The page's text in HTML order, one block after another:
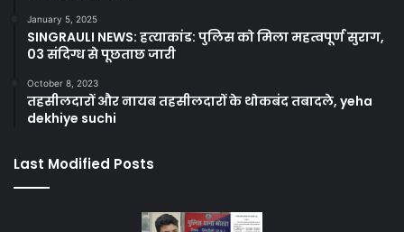
January 5, 2025
SINGRAULI NEWS: हत्याकांड: पुलिस को मिला महत्वपूर्ण सुराग,
03 संदिग्ध से पूछताछ जारी
October 8, 2023
तहसीलदारों और नायब तहसीलदारों के थोकबंद तबादले, yeha
dekhiye suchi
Last Modified Posts